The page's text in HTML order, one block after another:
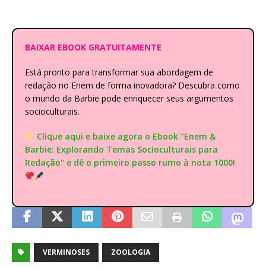
BAIXAR EBOOK GRATUITAMENTE
Está pronto para transformar sua abordagem de
redação no Enem de forma inovadora? Descubra como
o mundo da Barbie pode enriquecer seus argumentos
socioculturais.
Clique aqui e baixe agora o Ebook "Enem &
Barbie: Explorando Temas Socioculturais para
Redação" e dê o primeiro passo rumo à nota 1000!
VERMINOSES ZOOLOGIA